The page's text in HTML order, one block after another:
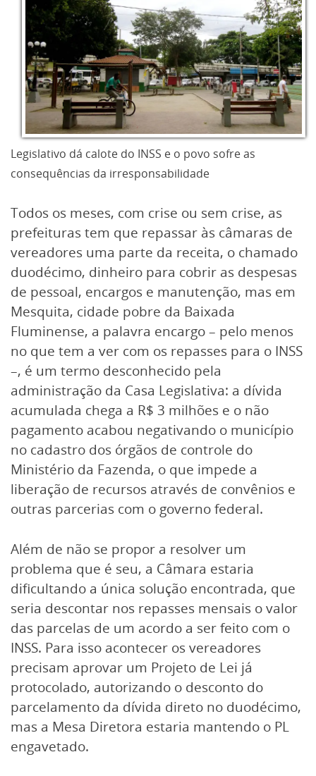
Legislativo dá calote do INSS e o povo sofre as
consequências da irresponsabilidade
Todos os meses, com crise ou sem crise, as
prefeituras tem que repassar às câmaras de
vereadores uma parte da receita, o chamado
duodécimo, dinheiro para cobrir as despesas
de pessoal, encargos e manutenção, mas em
Mesquita, cidade pobre da Baixada
Fluminense, a palavra encargo – pelo menos
no que tem a ver com os repasses para o INSS
–, é um termo desconhecido pela
administração da Casa Legislativa: a dívida
acumulada chega a R$ 3 milhões e o não
pagamento acabou negativando o município
no cadastro dos órgãos de controle do
Ministério da Fazenda, o que impede a
liberação de recursos através de convênios e
outras parcerias com o governo federal.
Além de não se propor a resolver um
problema que é seu, a Câmara estaria
dificultando a única solução encontrada, que
seria descontar nos repasses mensais o valor
das parcelas de um acordo a ser feito com o
INSS. Para isso acontecer os vereadores
precisam aprovar um Projeto de Lei já
protocolado, autorizando o desconto do
parcelamento da dívida direto no duodécimo,
mas a Mesa Diretora estaria mantendo o PL
engavetado.